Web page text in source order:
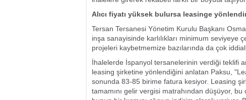
Alıcı fiyatı yüksek bulursa leasinge
Tersan Tersanesi Yönetim Kurulu Başkanı
inşa sanayisinde karlılıkları minimum seviyeye
projeleri kaybetmemize bazılarında da çok
İhalelerde İspanyol tersanelerinin verdiği teklifi
leasing şirketine yönlendiğini anlatan Paksu,
sonunda 83-85 birime fatura kesiyor. Leasing
tamamını gelir vergisi matrahından düşüyor,